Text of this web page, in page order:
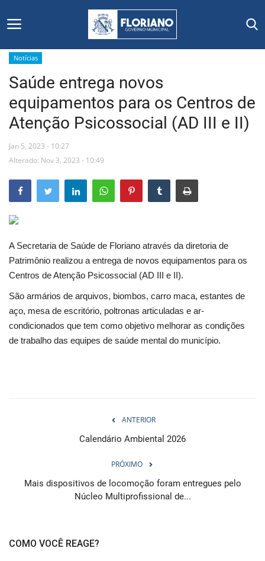
Início
Editais
Floriano
Mural de Licitações
Vídeos
Webmail
Contato
Notícias
Saúde entrega novos
equipamentos para os Centros de
Atenção Psicossocial (AD III e II)
Jan 5, 2023 - 10:27
Alterado: Nov 3, 2023 - 10:49
A Secretaria de Saúde de Floriano através da diretoria de
Patrimônio realizou a entrega de novos equipamentos para os
Centros de Atenção Psicossocial (AD III e II).
São armários de arquivos, biombos, carro maca, estantes de
aço, mesa de escritório, poltronas articuladas e ar-
condicionados que tem como objetivo melhorar as condições
de trabalho das equipes de saúde mental do município.
ANTERIOR
Calendário Ambiental 2026
PRÓXIMO
Mais dispositivos de locomoção foram entregues pelo
Núcleo Multiprofissional de...
COMO VOCÊ REAGE?